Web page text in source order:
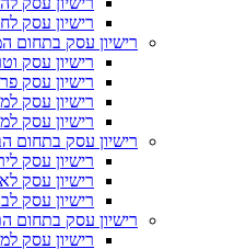
רישיון עסק
רישיון עסק בתחום
רישיון עסק
רישיון עסק
רישיון עסק
רישיון עסק
רישיון עסק בתחום
רישיון עסק
רישיון עסק
רישיון עסק
רישיון עסק בתחום
רישיון עסק